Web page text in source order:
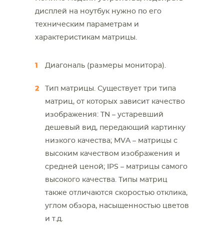
дисплей на ноутбук нужно по его
техническим параметрам и
характеристикам матрицы.
Диагональ (размеры монитора).
Тип матрицы. Существует три типа
матриц, от которых зависит качество
изображения: TN – устаревший
дешевый вид, передающий картинку
низкого качества; MVA – матрицы с
высоким качеством изображения и
средней ценой; IPS – матрицы самого
высокого качества. Типы матриц
также отличаются скоростью отклика,
углом обзора, насыщенностью цветов
и т.д.